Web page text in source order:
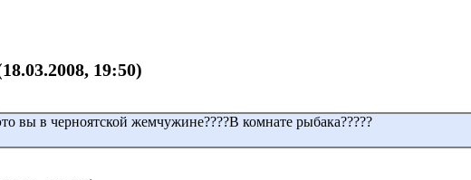
19:50)
в черноятской жемчужине????В комнате рыбака?????